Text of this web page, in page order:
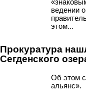
ведении
этом...
Прокуратура
Сегденского
Об этом
альянс».